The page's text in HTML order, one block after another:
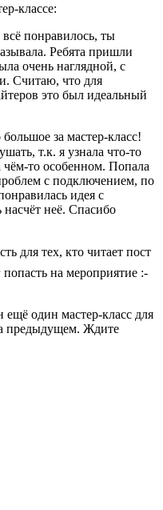
классе:
понравилось, ты
Ребята пришли
очень наглядной, с
Считаю, что для
это был идеальный
за мастер-класс!
т.к. я узнала что-то
чём-то особенном. Попала
с подключением, по
идея с
насчёт неё. Спасибо
для тех, кто читает пост
на мероприятие :-
ещё один мастер-класс для
предыдущем. Ждите